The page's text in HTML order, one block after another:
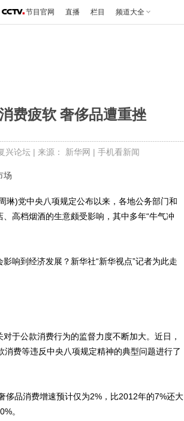
节目官网 直播 栏目 频道大全
费疲软 奢侈品遭重挫
兴论坛| 来源： 新华网 | 手机看新闻
场
)党中央八项规定公布以来，各地公务部门和
高档烟酒的生意颇受影响，其中多年“牛气冲
到经济发展？新华社“新华视点”记者为此走
公款消费行为的监督力度不断加大。近日，
费等违反中央八项规定精神的典型问题进行了
品消费增速预计仅为2%，比2012年的7%还大
。